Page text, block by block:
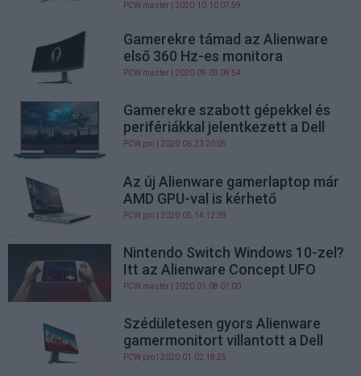
PCW.master | 2020.10.10 07:59
Gamerekre támad az Alienware
első 360 Hz-es monitora
PCW.master | 2020.09.03 09:54
Gamerekre szabott gépekkel és
perifériákkal jelentkezett a Dell
PCW.pro | 2020.06.23 20:05
Az új Alienware gamerlaptop már
AMD GPU-val is kérhető
PCW.pro | 2020.05.14 12:39
Nintendo Switch Windows 10-zel?
Itt az Alienware Concept UFO
PCW.master | 2020.01.08 07:00
Szédületesen gyors Alienware
gamermonitort villantott a Dell
PCW.pro | 2020.01.02 18:25